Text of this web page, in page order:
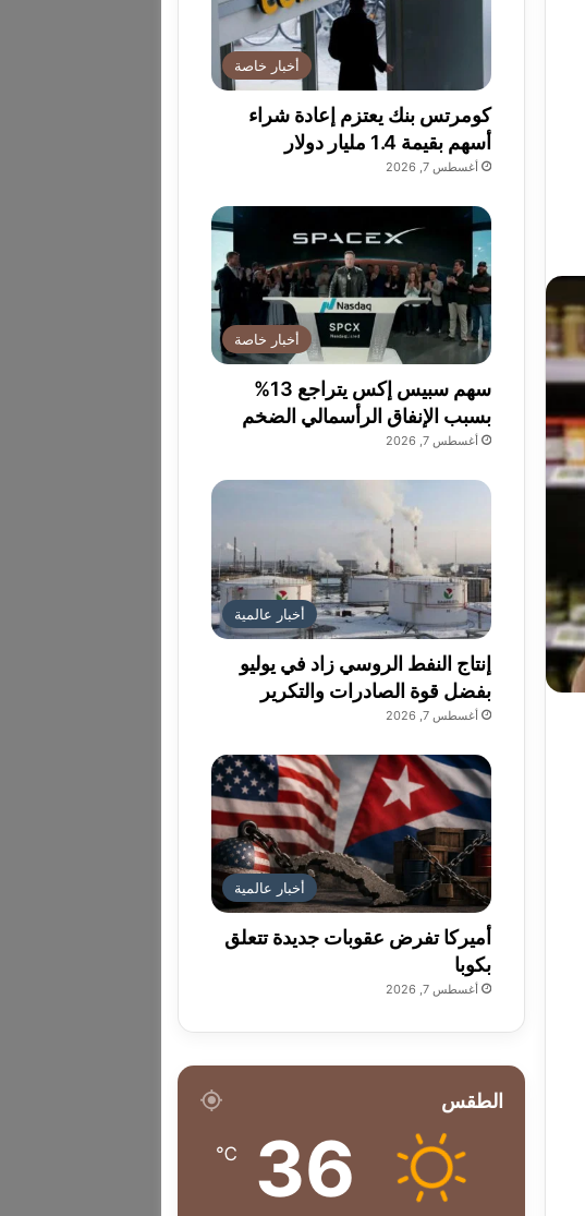
أخبار خاصة
كومرتس بنك يعتزم إعادة شراء
أسهم بقيمة 1.4 مليار دولار
أغسطس 7, 2026
أخبار خاصة
سهم سبيس إكس يتراجع 13%
بسبب الإنفاق الرأسمالي الضخم
أغسطس 7, 2026
أخبار عالمية
إنتاج النفط الروسي زاد في يوليو
بفضل قوة الصادرات والتكرير
أغسطس 7, 2026
أخبار عالمية
أميركا تفرض عقوبات جديدة تتعلق
بكوبا
أغسطس 7, 2026
الطقس
36
℃